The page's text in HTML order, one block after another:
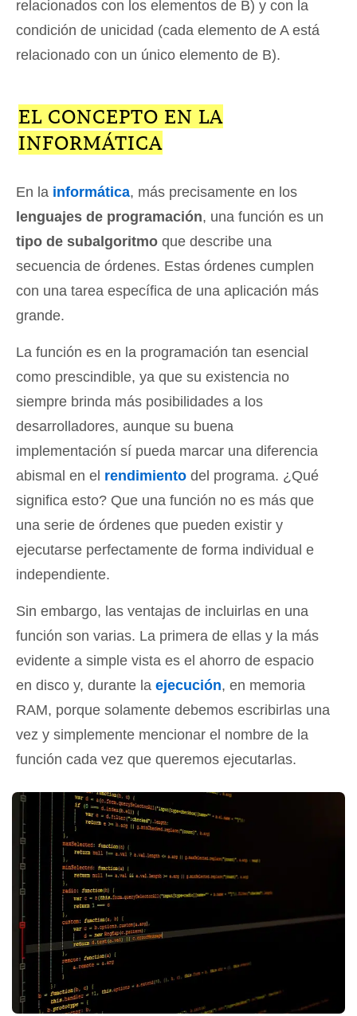
relacionados con los elementos de B) y con la
condición de unicidad (cada elemento de A está
relacionado con un único elemento de B).
EL CONCEPTO EN LA
INFORMÁTICA
En la informática, más precisamente en los
lenguajes de programación, una función es un
tipo de subalgoritmo que describe una
secuencia de órdenes. Estas órdenes cumplen
con una tarea específica de una aplicación más
grande.
La función es en la programación tan esencial
como prescindible, ya que su existencia no
siempre brinda más posibilidades a los
desarrolladores, aunque su buena
implementación sí pueda marcar una diferencia
abismal en el rendimiento del programa. ¿Qué
significa esto? Que una función no es más que
una serie de órdenes que pueden existir y
ejecutarse perfectamente de forma individual e
independiente.
Sin embargo, las ventajas de incluirlas en una
función son varias. La primera de ellas y la más
evidente a simple vista es el ahorro de espacio
en disco y, durante la ejecución, en memoria
RAM, porque solamente debemos escribirlas una
vez y simplemente mencionar el nombre de la
función cada vez que queremos ejecutarlas.